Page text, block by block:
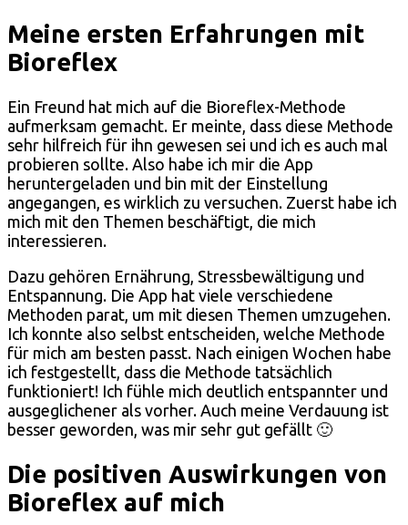
Meine ersten Erfahrungen mit
Bioreflex
Ein Freund hat mich auf die Bioreflex-Methode
aufmerksam gemacht. Er meinte, dass diese Methode
sehr hilfreich für ihn gewesen sei und ich es auch mal
probieren sollte. Also habe ich mir die App
heruntergeladen und bin mit der Einstellung
angegangen, es wirklich zu versuchen. Zuerst habe ich
mich mit den Themen beschäftigt, die mich
interessieren.
Dazu gehören Ernährung, Stressbewältigung und
Entspannung. Die App hat viele verschiedene
Methoden parat, um mit diesen Themen umzugehen.
Ich konnte also selbst entscheiden, welche Methode
für mich am besten passt. Nach einigen Wochen habe
ich festgestellt, dass die Methode tatsächlich
funktioniert! Ich fühle mich deutlich entspannter und
ausgeglichener als vorher. Auch meine Verdauung ist
besser geworden, was mir sehr gut gefällt 🙂
Die positiven Auswirkungen von
Bioreflex auf mich